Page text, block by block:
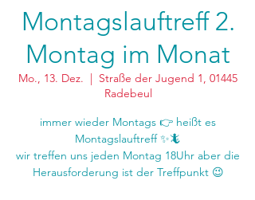
Montagslauftreff 2.
Montag im Monat
Mo., 13. Dez.
  |
Straße der Jugend 1, 01445
Radebeul
immer wieder Montags 👉 heißt es
Montagslauftreff ✨🦎
wir treffen uns jeden Montag 18Uhr aber die